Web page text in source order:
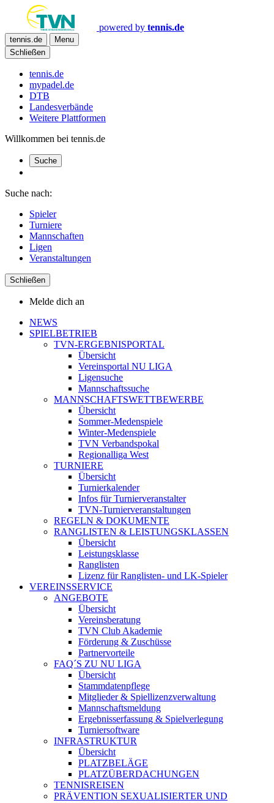
powered by tennis.de
tennis.de
Menu
Schließen
tennis.de
mypadel.de
DTB
Landesverbände
Weitere Plattformen
Willkommen bei tennis.de
Suche
Suche nach:
Spieler
Turniere
Mannschaften
Ligen
Veranstaltungen
Schließen
Melde dich an
NEWS
SPIELBETRIEB
TVN-ERGEBNISPORTAL
Übersicht
Vereinsportal NU LIGA
Ligensuche
Mannschaftssuche
MANNSCHAFTSWETTBEWERBE
Übersicht
Sommer-Medenspiele
Winter-Medenspiele
TVN Verbandspokal
Regionalliga West
TURNIERE
Übersicht
Turnierkalender
Infos für Turnierveranstalter
TVN-Turnierveranstaltungen
REGELN & DOKUMENTE
RANGLISTEN & LEISTUNGSKLASSEN
Übersicht
Leistungsklasse
Ranglisten
Lizenz für Ranglisten- und LK-Spieler
VEREINSSERVICE
ANGEBOTE
Übersicht
Vereinsberatung
TVN Club Akademie
Förderung & Zuschüsse
Partnervorteile
FAQ´S ZU NU LIGA
Übersicht
Stammdatenpflege
Mitglieder & Spiellizenzverwaltung
Mannschaftsmeldung
Ergebnisserfassung & Spielverlegung
Turniersoftware
INFRASTRUKTUR
Übersicht
PLATZBELÄGE
PLATZÜBERDACHUNGEN
TENNISREISEN
PRÄVENTION SEXUALISIERTER UND